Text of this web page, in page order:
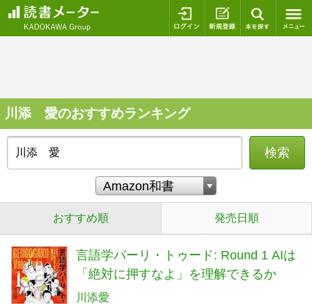
ログイン 新規登録
川添 愛のおすすめランキング
検索
おすすめ順 発売日順
言語学バーリ・トゥード: Round 1 AIは
「絶対に押すなよ」を理解できるか
川添愛